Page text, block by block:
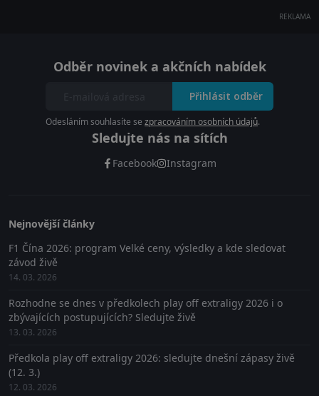
REKLAMA
Odběr novinek a akčních nabídek
Přihlásit odběr
Odesláním souhlasíte se zpracováním osobních údajů.
Sledujte nás na sítích
Facebook Instagram
Nejnovější články
F1 Čína 2026: program Velké ceny, výsledky a kde sledovat
závod živě
14. 03. 2026
Rozhodne se dnes v předkolech play off extraligy 2026 i o
zbývajících postupujících? Sledujte živě
13. 03. 2026
Předkola play off extraligy 2026: sledujte dnešní zápasy živě
(12. 3.)
12. 03. 2026